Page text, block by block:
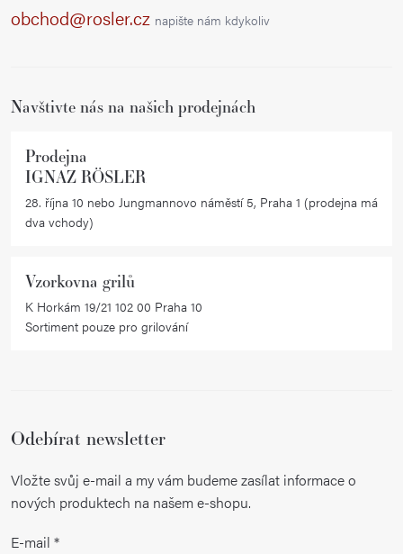
obchod@rosler.cz napište nám kdykoliv
Navštivte nás na našich prodejnách
Prodejna
IGNAZ RÖSLER
28. října 10 nebo Jungmannovo náměstí 5, Praha 1 (prodejna má
dva vchody)
Vzorkovna grilů
K Horkám 19/21 102 00 Praha 10
Sortiment pouze pro grilování
Odebírat newsletter
Vložte svůj e-mail a my vám budeme zasílat informace o
nových produktech na našem e-shopu.
E-mail